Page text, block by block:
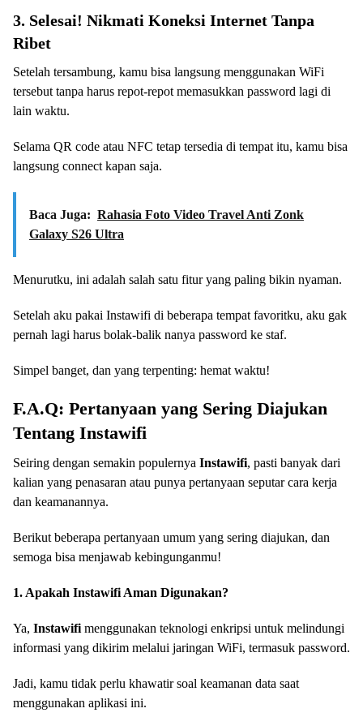
3. Selesai! Nikmati Koneksi Internet Tanpa
Ribet
Setelah tersambung, kamu bisa langsung menggunakan WiFi
tersebut tanpa harus repot-repot memasukkan password lagi di
lain waktu.
Selama QR code atau NFC tetap tersedia di tempat itu, kamu bisa
langsung connect kapan saja.
Baca Juga: Rahasia Foto Video Travel Anti Zonk
Galaxy S26 Ultra
Menurutku, ini adalah salah satu fitur yang paling bikin nyaman.
Setelah aku pakai Instawifi di beberapa tempat favoritku, aku gak
pernah lagi harus bolak-balik nanya password ke staf.
Simpel banget, dan yang terpenting: hemat waktu!
F.A.Q: Pertanyaan yang Sering Diajukan
Tentang Instawifi
Seiring dengan semakin populernya Instawifi, pasti banyak dari
kalian yang penasaran atau punya pertanyaan seputar cara kerja
dan keamanannya.
Berikut beberapa pertanyaan umum yang sering diajukan, dan
semoga bisa menjawab kebingunganmu!
1. Apakah Instawifi Aman Digunakan?
Ya, Instawifi menggunakan teknologi enkripsi untuk melindungi
informasi yang dikirim melalui jaringan WiFi, termasuk password.
Jadi, kamu tidak perlu khawatir soal keamanan data saat
menggunakan aplikasi ini.